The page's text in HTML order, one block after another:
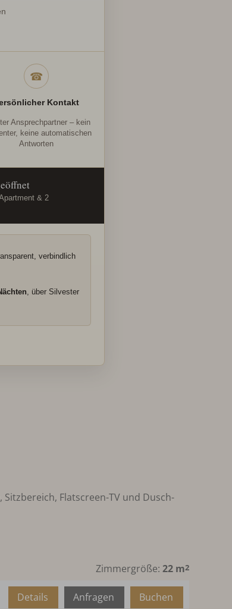
☎
Kontakt
Ansprechpartner – kein
keine automatischen
Antworten
& 2
verbindlich
, über Silvester
Flatscreen-TV und Dusch-
Zimmergröße: 22 m2
Buchen
Anfragen
Details